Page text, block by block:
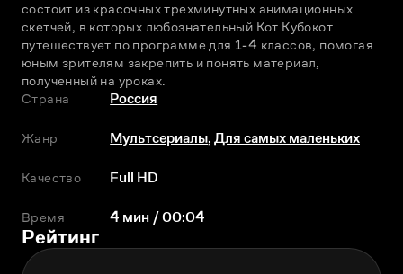
состоит из красочных трехминутных анимационных
скетчей, в которых любознательный Кот Кубокот
путешествует по программе для 1-4 классов, помогая
юным зрителям закрепить и понять материал,
полученный на уроках.
Страна
Россия
Жанр Мультсериалы,Для самых маленьких
Качество Full HD
Время 4 мин / 00:04
Рейтинг